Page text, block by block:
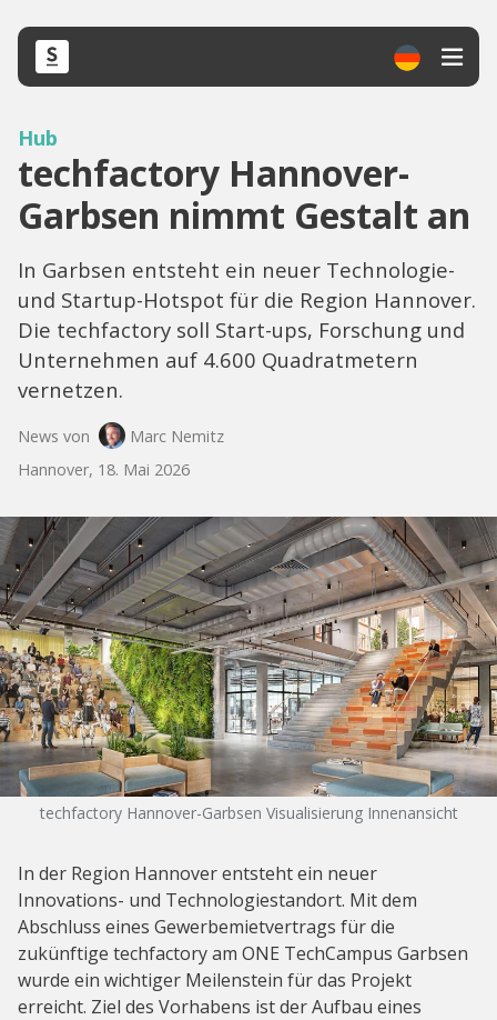
Hub
techfactory Hannover-
Garbsen nimmt Gestalt an
In Garbsen entsteht ein neuer Technologie-
und Startup-Hotspot für die Region Hannover.
Die techfactory soll Start-ups, Forschung und
Unternehmen auf 4.600 Quadratmetern
vernetzen.
News von
Marc Nemitz
Hannover, 18. Mai 2026
techfactory Hannover-Garbsen Visualisierung Innenansicht
In der Region Hannover entsteht ein neuer
Innovations- und Technologiestandort. Mit dem
Abschluss eines Gewerbemietvertrags für die
zukünftige techfactory am ONE TechCampus Garbsen
wurde ein wichtiger Meilenstein für das Projekt
erreicht. Ziel des Vorhabens ist der Aufbau eines